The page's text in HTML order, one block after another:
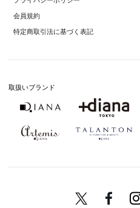
会員規約
特定商取引法に基づく表記
取扱いブランド